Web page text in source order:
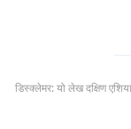
डिस्क्लेमर: यो लेख दक्षिण